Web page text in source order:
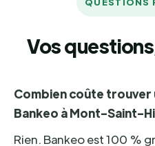
Vos
Combien coûte trouver
Bankeo à Mont-Saint-
Rien. Bankeo est 100 %